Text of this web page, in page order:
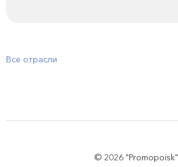
Все отрасли
© 2026 "Promopoisk"